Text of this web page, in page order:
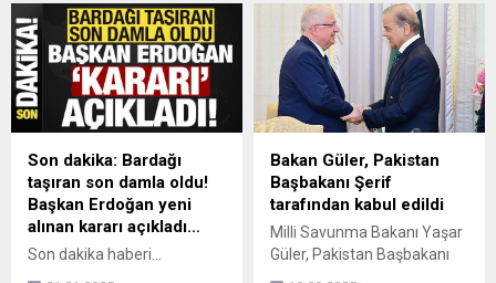
Son dakika: Bardağı
taşıran son damla oldu!
Başkan Erdoğan yeni
alınan kararı açıkladı…
Son dakika haberi...
Bakan Güler, Pakistan
Başbakanı Şerif
tarafından kabul edildi
Milli Savunma Bakanı Yaşar
Güler, Pakistan Başbakanı